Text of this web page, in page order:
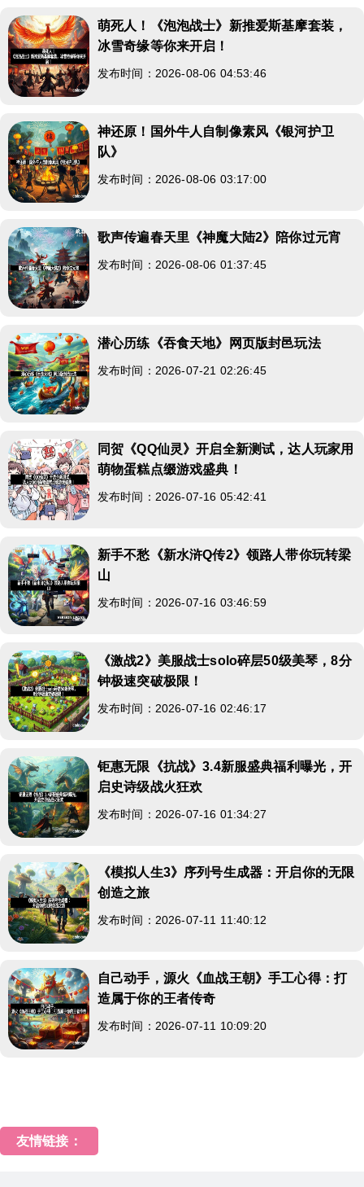
萌死人！《泡泡战士》新推爱斯基摩套装，
冰雪奇缘等你来开启！
发布时间：2026-08-06 04:53:46
神还原！国外牛人自制像素风《银河护卫
队》
发布时间：2026-08-06 03:17:00
歌声传遍春天里《神魔大陆2》陪你过元宵
发布时间：2026-08-06 01:37:45
潜心历练《吞食天地》网页版封邑玩法
发布时间：2026-07-21 02:26:45
同贺《QQ仙灵》开启全新测试，达人玩家用
萌物蛋糕点缀游戏盛典！
发布时间：2026-07-16 05:42:41
新手不愁《新水浒Q传2》领路人带你玩转梁
山
发布时间：2026-07-16 03:46:59
《激战2》美服战士solo碎层50级美琴，8分
钟极速突破极限！
发布时间：2026-07-16 02:46:17
钜惠无限《抗战》3.4新服盛典福利曝光，开
启史诗级战火狂欢
发布时间：2026-07-16 01:34:27
《模拟人生3》序列号生成器：开启你的无限
创造之旅
发布时间：2026-07-11 11:40:12
自己动手，源火《血战王朝》手工心得：打
造属于你的王者传奇
发布时间：2026-07-11 10:09:20
友情链接：